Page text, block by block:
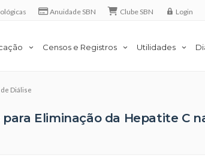
Anuidade SBN Clube SBN Login
Censos e Registros Utilidades
Diálise
Eliminação da Hepatite C